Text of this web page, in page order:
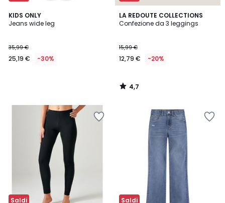
KIDS ONLY
Jeans wide leg
35,99 €
25,19 € -30%
LA REDOUTE COLLECTIONS
Confezione da 3 leggings
15,99 €
12,79 € -20%
4,7
/ 5
4,7
/
Saldi Saldi